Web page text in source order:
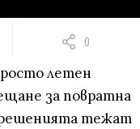
0
летен
за повратна
решенията тежат